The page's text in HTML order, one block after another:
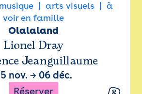
musique arts visuels
à
voir en famille
Olalaland
Lionel Dray
Jeanguillaume
nov. → 06 déc.
Réserver